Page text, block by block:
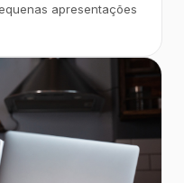
apresentações